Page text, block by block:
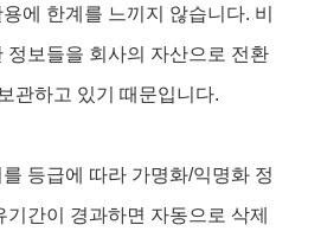
용에 한계를 느끼지 않습니다. 비
정보들을 회사의 자산으로 전환
관하고 있기 때문입니다.
등급에 따라 가명화/익명화 정
기간이 경과하면 자동으로 삭제